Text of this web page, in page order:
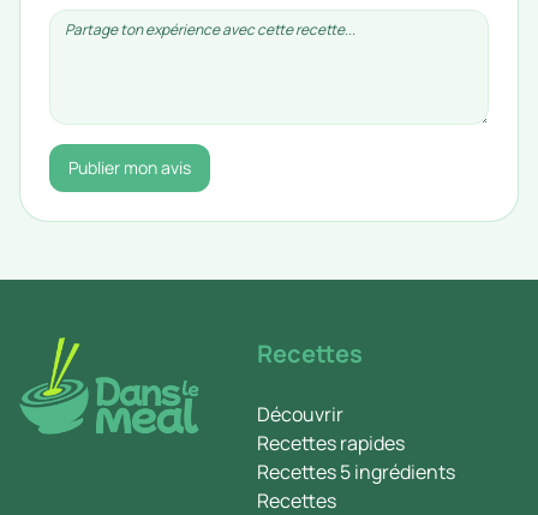
Publier mon avis
Recettes
Découvrir
Recettes rapides
Recettes 5 ingrédients
Recettes